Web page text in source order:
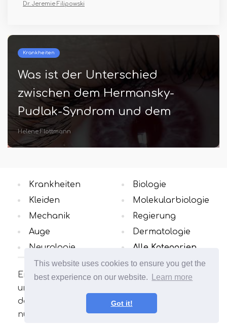
This website uses cookies to ensure you get the
best experience on our website.
Learn more
Got it!
Dr. Jeremie Filipowski
Was ist der Unterschied
zwischen Seide und
Gian Donie
Erfahren Sie mehr über die
unterschiedlichen Konzepte in dem Bereich,
der Sie interessiert. Viele interessante und
nützliche Artikel. Erweitern Sie Ihren Horizont
Krankheiten
Kleiden
Mechanik
Auge
Neurologie
Biologie
Molekularbiologie
Regierung
Dermatologie
Alle Kategorien